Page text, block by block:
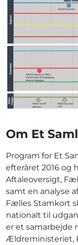
Om Et
Program for Et
efteråret 2016 og
Aftaleoversigt,
samt en analyse
Fælles Stamkort
nationalt til
er et samarbejde
Ældreministeriet,